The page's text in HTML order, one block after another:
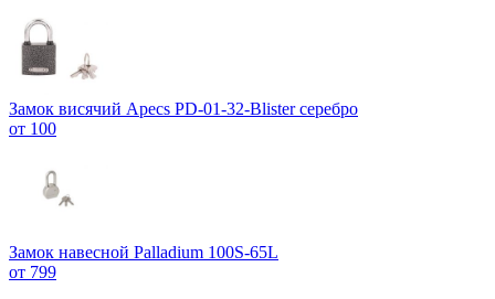
Замок висячий Apecs PD-01-32-Blister серебро
от 100
Замок навесной Palladium 100S-65L
от 799